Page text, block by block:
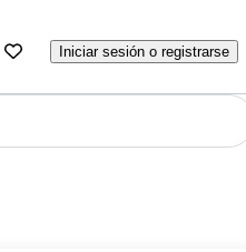
Iniciar sesión o registrarse